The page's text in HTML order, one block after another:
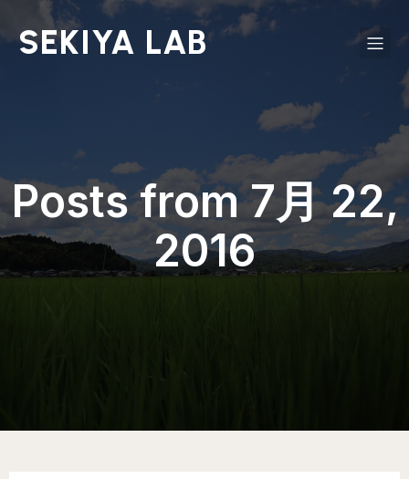
SEKIYA LAB
Posts from 7月 22,
2016